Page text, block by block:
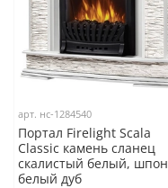
арт. нс-1284540
Портал Firelight Scala
Classic камень сланец
скалистый белый, шпон
белый дуб